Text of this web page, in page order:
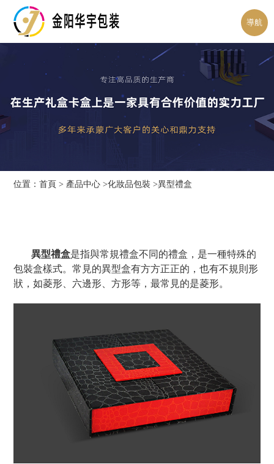
導航
位置：首頁 > 產品中心 >化妝品包裝 >異型禮盒
異型禮盒是指與常規禮盒不同的禮盒，是一種特殊的
包裝盒樣式。常見的異型盒有方方正正的，也有不規則形
狀，如菱形、六邊形、方形等，最常見的是菱形。